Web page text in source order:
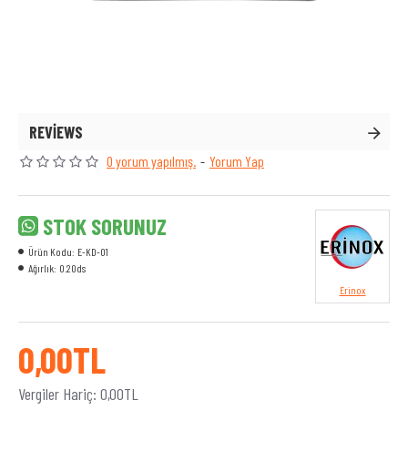
REVIEWS
0 yorum yapılmış. - Yorum Yap
0,00TL
Vergiler Hariç: 0,00TL
STOK SORUNUZ
Ürün Kodu: E-KD-01
Ağırlık: 0.20ds
Erinox